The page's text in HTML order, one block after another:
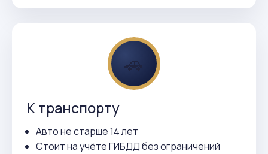
🚗
К транспорту
Авто не старше 14 лет
Стоит на учёте ГИБДД без ограничений